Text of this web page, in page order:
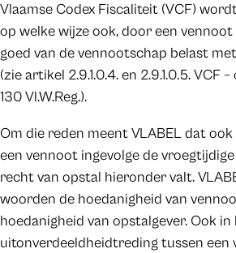
Vlaamse Codex Fiscaliteit (VCF)
op welke wijze ook, door een
goed van de vennootschap belast
(zie artikel 2.9.1.0.4. en 2.9.1.0.5. VCF
130 Vl.W.Reg.).
Om die reden meent VLABEL dat
een vennoot ingevolge de
recht van opstal hieronder valt.
woorden de hoedanigheid van
hoedanigheid van opstalgever. Ook
uitonverdeeldheidtreding tussen een